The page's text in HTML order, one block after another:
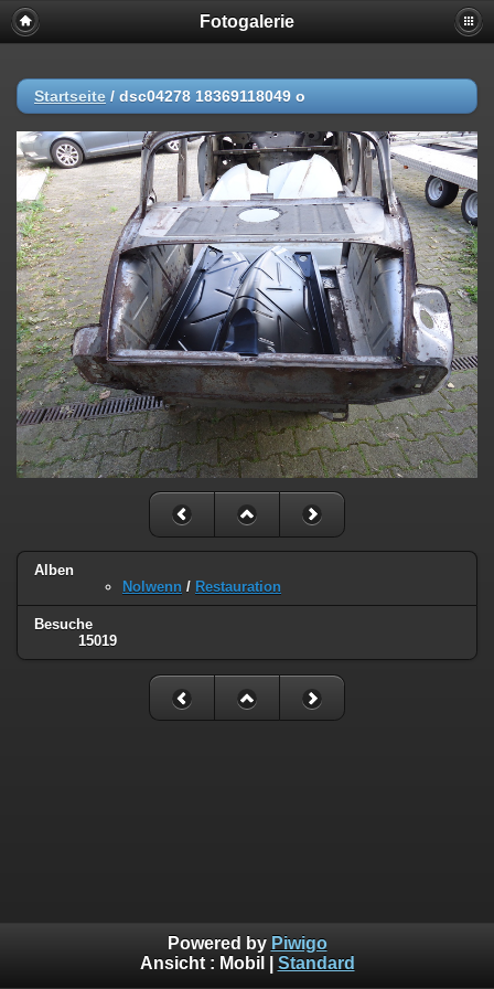
Fotogalerie
Startseite / dsc04278 18369118049 o
Alben
Nolwenn / Restauration
Besuche
15019
Powered by Piwigo
Ansicht : Mobil Standard